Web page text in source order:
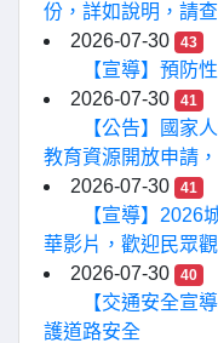
份，詳如說明，請
2026-07-30
43
【宣導】預防
2026-07-30
41
【公告】國家
教育資源開放申請
2026-07-30
41
【宣導】2026
華影片，歡迎民眾
2026-07-30
40
【交通安全宣
護道路安全